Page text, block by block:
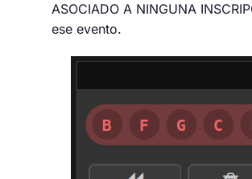
ASOCIADO A NINGUNA
ese evento.